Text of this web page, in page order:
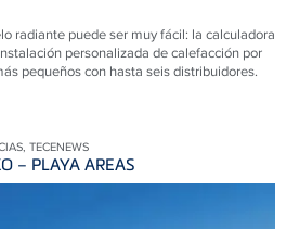
radiante puede ser muy fácil: la calculadora
personalizada de calefacción por
pequeños con hasta seis distribuidores.
TECENEWS
– PLAYA AREAS